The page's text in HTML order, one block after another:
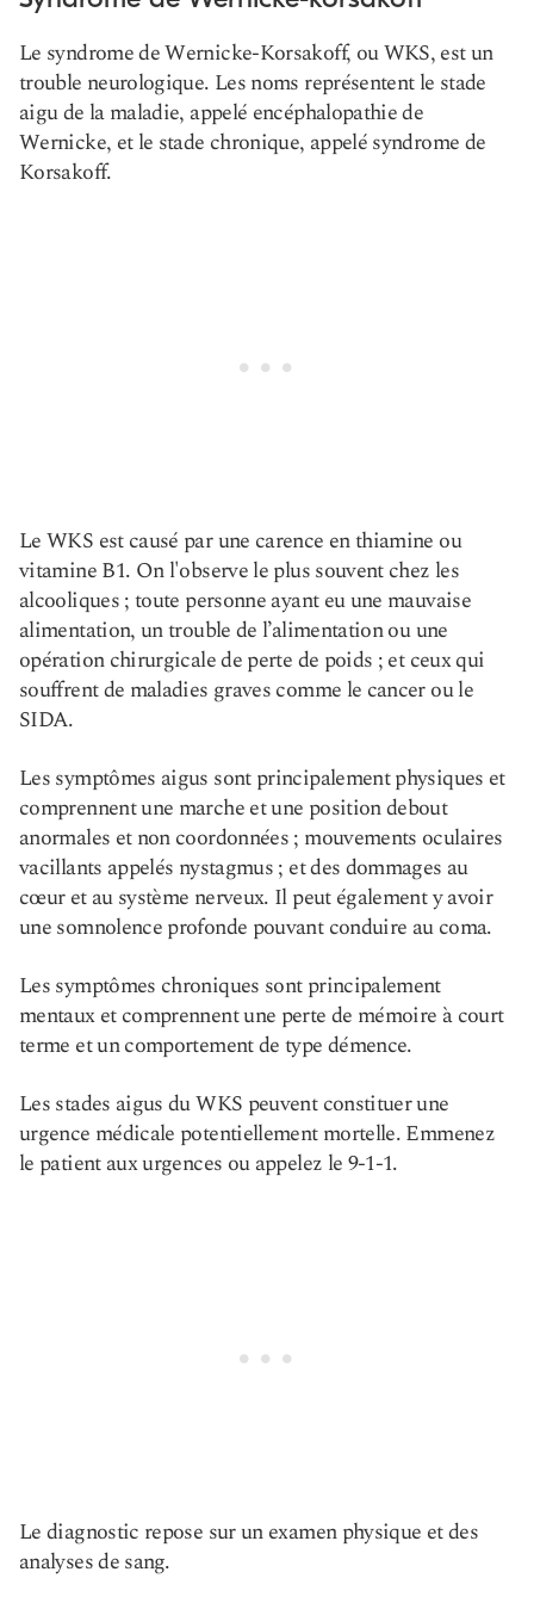
Le syndrome de Wernicke-Korsakoff, ou WKS, est un
trouble neurologique. Les noms représentent le stade
aigu de la maladie, appelé encéphalopathie de
Wernicke, et le stade chronique, appelé syndrome de
Korsakoff.
Le WKS est causé par une carence en thiamine ou
vitamine B1. On l'observe le plus souvent chez les
alcooliques ; toute personne ayant eu une mauvaise
alimentation, un trouble de l’alimentation ou une
opération chirurgicale de perte de poids ; et ceux qui
souffrent de maladies graves comme le cancer ou le
SIDA.
Les symptômes aigus sont principalement physiques et
comprennent une marche et une position debout
anormales et non coordonnées ; mouvements oculaires
vacillants appelés nystagmus ; et des dommages au
cœur et au système nerveux. Il peut également y avoir
une somnolence profonde pouvant conduire au coma.
Les symptômes chroniques sont principalement
mentaux et comprennent une perte de mémoire à court
terme et un comportement de type démence.
Les stades aigus du WKS peuvent constituer une
urgence médicale potentiellement mortelle. Emmenez
le patient aux urgences ou appelez le 9-1-1.
Le diagnostic repose sur un examen physique et des
analyses de sang.